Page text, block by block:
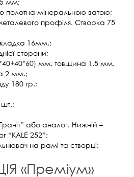
полотна мінеральною ватою;
профіля. Створка 75
16мм.;
сторони;
мм. товщина 1.5 мм.
2 мм.;
180 гр.;
або аналог. Нижній –
“KALE 252”;
на рамі та створці;
«Преміум»